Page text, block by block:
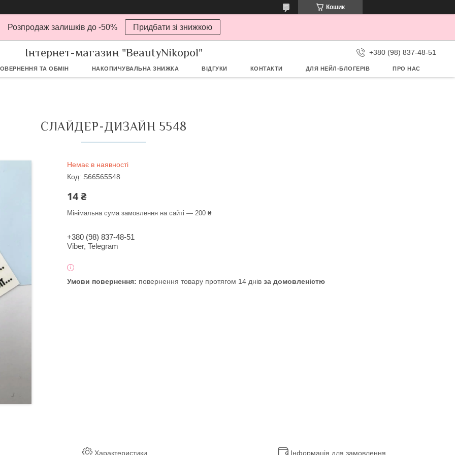
Кошик
Розпродаж залишків до -50% Придбати зі знижкою
Інтернет-магазин "BeautyNikopol" +380 (98) 837-48-51
ТА ОБМІН НАКОПИЧУВАЛЬНА ЗНИЖКА ВІДГУКИ КОНТАКТИ ДЛЯ НЕЙЛ-БЛОГЕРІВ ПРО НАС
СЛАЙДЕР-ДИЗАЙН 5548
Немає в наявності
Код: S66565548
14 ₴
Мінімальна сума замовлення на сайті — 200 ₴
+380 (98) 837-48-51
Viber, Telegram
повернення товару протягом 14 днів за домовленістю
Характеристики Інформація для замовлення